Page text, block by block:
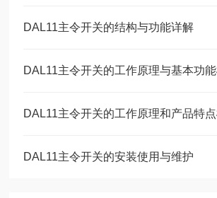
DAL11主令开关的结构与功能详解
DAL11主令开关的工作原理与基本功
DAL11主令开关的工作原理和产品特
DAL11主令开关的安装使用与维护